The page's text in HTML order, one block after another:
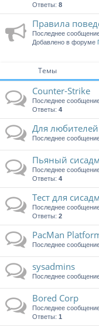
Ответы: 8
Правила
Последнее
Добавлено в форуме
Темы
Counter-Strike
Последнее
Ответы: 4
Для
Последнее
Пьяный
Последнее
Ответы: 4
Тест для
Последнее
Ответы: 2
PacMan
Последнее
sysadmins
Последнее
Bored Corp
Последнее
Ответы: 1